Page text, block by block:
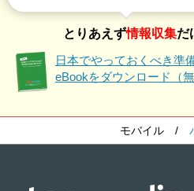
とりあえず情報収集だ
日本でやっておくべき準
eBookをダウンロード（無
モバイル /